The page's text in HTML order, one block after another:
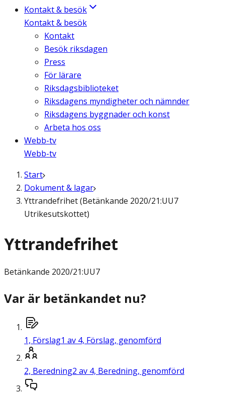
Kontakt & besök
Kontakt & besök
Kontakt
Besök riksdagen
Press
För lärare
Riksdagsbiblioteket
Riksdagens myndigheter och nämnder
Riksdagens byggnader och konst
Arbeta hos oss
Webb-tv
Webb-tv
Start
Dokument & lagar
Yttrandefrihet (Betänkande 2020/21:UU7
Utrikesutskottet)
Yttrandefrihet
Betänkande 2020/21:UU7
Var är betänkandet nu?
1, Förslag1 av 4, Förslag, genomförd
2, Beredning2 av 4, Beredning, genomförd